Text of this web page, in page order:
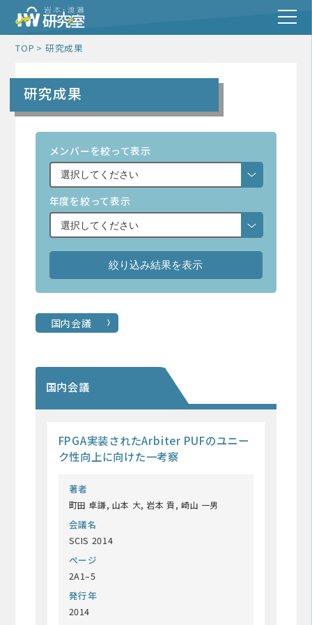
TOP 研究成果
研究成果
メンバーを絞って表示
年度を絞って表示
国内会議
国内会議
FPGA実装されたArbiter PUFのユニー
ク性向上に向けた一考察
著者
町田 卓謙, 山本 大, 岩本 貢, 崎山 一男
会議名
SCIS 2014
ページ
2A1–5
発行年
2014